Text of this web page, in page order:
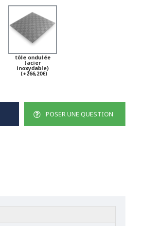
tôle ondulée
(acier
inoxydable)
(+266,20€)
POSER UNE QUESTION